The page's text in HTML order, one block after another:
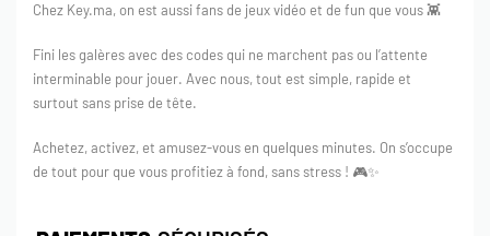
à un tarif avantageux.
Chez Key.ma, on est aussi fans de jeux vidéo et de fun que vous 👾
Fini les galères avec des codes qui ne marchent pas ou l’attente
interminable pour jouer. Avec nous, tout est simple, rapide et
surtout sans prise de tête.
Achetez, activez, et amusez-vous en quelques minutes. On s’occupe
de tout pour que vous profitiez à fond, sans stress ! 🎮✨